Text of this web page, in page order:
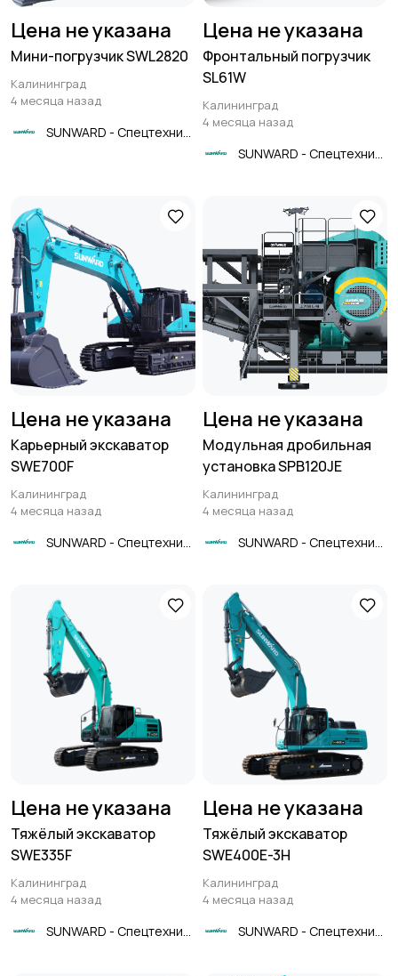
Цена не указана
Мини-погрузчик SWL2820
Калининград
4 месяца назад
Цена не указана
Фронтальный погрузчик
SL61W
Калининград
4 месяца назад
Цена не указана
Карьерный экскаватор
SWE700F
Калининград
4 месяца назад
Цена не указана
Модульная дробильная
установка SPB120JE
Калининград
4 месяца назад
Цена не указана
Тяжёлый экскаватор
SWE335F
Калининград
4 месяца назад
Цена не указана
Тяжёлый экскаватор
SWE400E-3H
Калининград
4 месяца назад